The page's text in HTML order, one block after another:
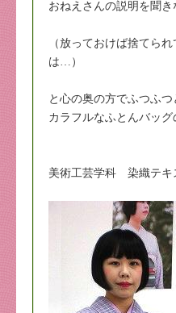
おねえさんの説明を聞
（放っておけば捨てら
は…）
と心の奥の方でふつふ
カラフルなふとんバッグ
美術工芸学科 染織テ